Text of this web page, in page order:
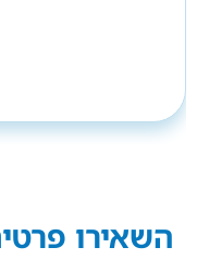
השאירו